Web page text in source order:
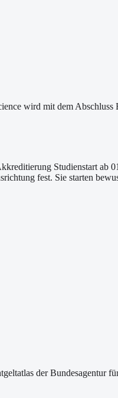
wird mit dem
Studienstart ab
fest. Sie starten
der Bundesagentur